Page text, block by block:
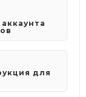
для